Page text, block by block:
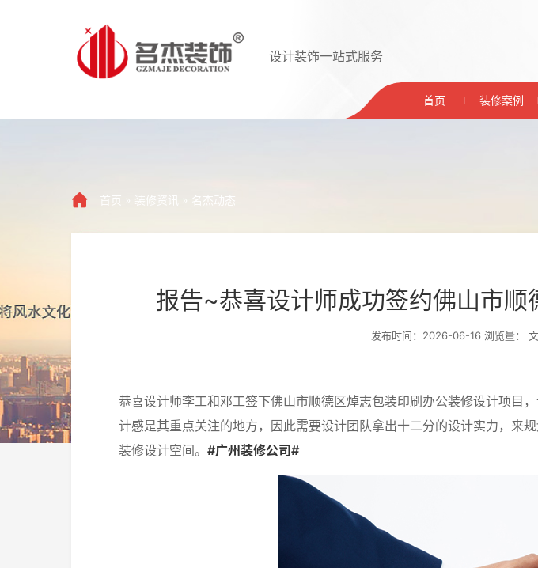
设计装饰一站式服务
首页 装修案例
首页 » 装修资讯 » 名杰动态
报告~恭喜设计师成功签约佛山市
发布时间：2026-06-16 浏览量：
恭喜设计师李工和邓工签下佛山市顺德区焯志包装印刷办公装修设计项目
计感是其重点关注的地方，因此需要设计团队拿出十二分的设计实力，来
装修设计空间。 #广州装修公司#